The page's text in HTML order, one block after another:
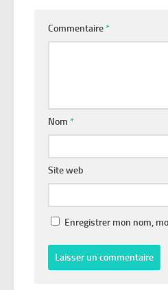
Commentaire*
Nom *
Site web
Enregistrer mon nom,